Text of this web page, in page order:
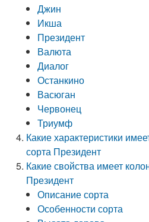
Джин
Икша
Президент
Валюта
Диалог
Останкино
Васюган
Червонец
Триумф
Какие характеристики
сорта Президент
Какие свойства имеет
Президент
Описание сорта
Особенности сорта